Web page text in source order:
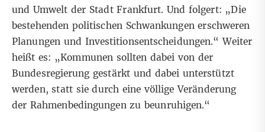
und Umwelt der Stadt Frankfurt. Und folgert: „Die
bestehenden politischen Schwankungen erschweren
Planungen und Investitionsentscheidungen.“ Weiter
heißt es: „Kommunen sollten dabei von der
Bundesregierung gestärkt und dabei unterstützt
werden, statt sie durch eine völlige Veränderung
der Rahmenbedingungen zu beunruhigen.“